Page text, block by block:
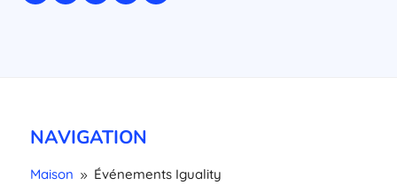
NAVIGATION
Maison 9 Événements Iguality